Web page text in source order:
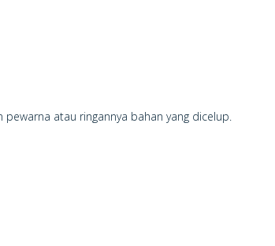
atau ringannya bahan yang dicelup.